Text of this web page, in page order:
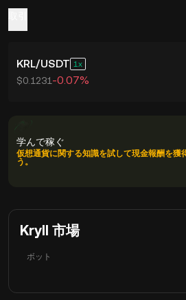
KRL/USDT 1
$0.1231 -0.07%
学んで稼ぐ
仮想通貨に関する知識を試して現金報酬を獲
う。
Kryll 市場
ボット